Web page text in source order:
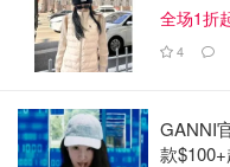
南方人疑惑，到底是怎
南方：前后左右
全场1折
4
GANNI
款